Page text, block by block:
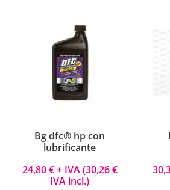
Bg dfc® hp con
lubrificante
24,80€+ IVA (30,26€
IVA incl.)